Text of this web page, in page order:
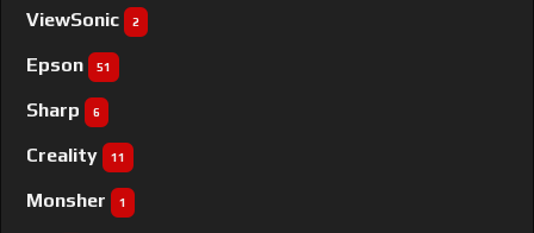
ViewSonic 2
Epson 51
Sharp 6
Creality 11
Monsher 1